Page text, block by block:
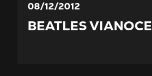
08/12/2012
BEATLES VIANOCE